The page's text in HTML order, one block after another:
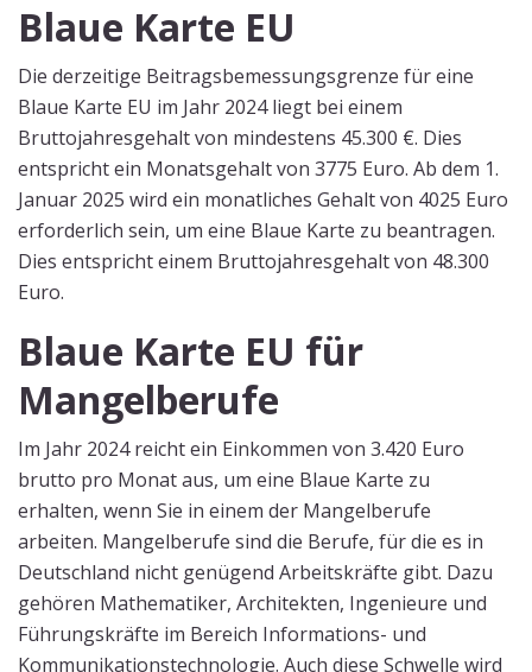
Blaue Karte EU
Die derzeitige Beitragsbemessungsgrenze für eine
Blaue Karte EU im Jahr 2024 liegt bei einem
Bruttojahresgehalt von mindestens 45.300 €. Dies
entspricht ein Monatsgehalt von 3775 Euro. Ab dem 1.
Januar 2025 wird ein monatliches Gehalt von 4025 Euro
erforderlich sein, um eine Blaue Karte zu beantragen.
Dies entspricht einem Bruttojahresgehalt von 48.300
Euro.
Blaue Karte EU für
Mangelberufe
Im Jahr 2024 reicht ein Einkommen von 3.420 Euro
brutto pro Monat aus, um eine Blaue Karte zu
erhalten, wenn Sie in einem der Mangelberufe
arbeiten. Mangelberufe sind die Berufe, für die es in
Deutschland nicht genügend Arbeitskräfte gibt. Dazu
gehören Mathematiker, Architekten, Ingenieure und
Führungskräfte im Bereich Informations- und
Kommunikationstechnologie. Auch diese Schwelle wird